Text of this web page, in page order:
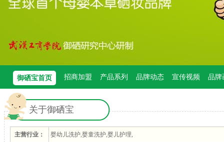
御硒宝首页 招商加盟 产品系列 品牌动态 宣传视频 品牌
关于御硒宝
主营行业： 婴幼儿洗护,婴童洗护,婴儿护理,